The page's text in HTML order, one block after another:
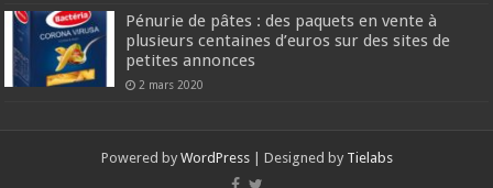
Pénurie de pâtes : des paquets en vente à
plusieurs centaines d’euros sur des sites de
petites annonces
2 mars 2020
Powered by WordPress| Designed by Tielabs